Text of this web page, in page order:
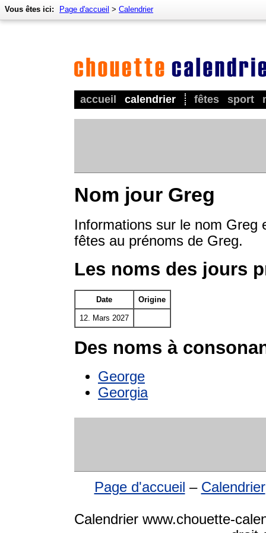
accueil calendrier fêtes sport
Vous êtes ici: Page d'accueil > Calendrier
Nom jour Greg
Informations sur le nom Greg
fêtes au prénoms de Greg.
Les noms des jours
Date Origine
12. Mars 2027
Des noms à
George
Georgia
Page d'accueil – Calendrier
Calendrier www.chouette-